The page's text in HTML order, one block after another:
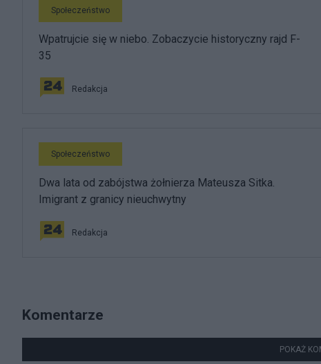
Społeczeństwo
Wpatrujcie się w niebo. Zobaczycie historyczny rajd F-
35
Redakcja
Społeczeństwo
Dwa lata od zabójstwa żołnierza Mateusza Sitka.
Imigrant z granicy nieuchwytny
Redakcja
Komentarze
POKAŻ